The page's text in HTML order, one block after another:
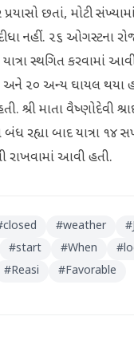
પ્રયાસો છતાં, મોટી
નહીં. ૨૬ ઓગસ્ટના
સ્થગિત કરવામાં
અને ૨૦ અન્ય ઘાયલ થયા
શ્રી માતા વૈષ્ણોદેવી
રહ્યા બાદ યાત્રા ૧૪
રાખવામાં આવી હતી.
closed #weather #
#start #When #
#Reasi #Favorable